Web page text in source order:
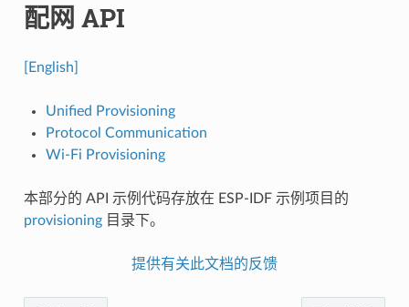
配网 API
[English]
Unified Provisioning
Protocol Communication
Wi-Fi Provisioning
本部分的 API 示例代码存放在 ESP-IDF 示例项目的
provisioning目录下。
提供有关此文档的反馈